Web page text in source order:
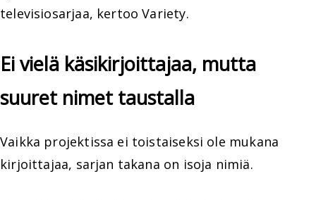
televisiosarjaa, kertoo Variety.
Ei vielä käsikirjoittajaa, mutta
suuret nimet taustalla
Vaikka projektissa ei toistaiseksi ole mukana
kirjoittajaa, sarjan takana on isoja nimiä.